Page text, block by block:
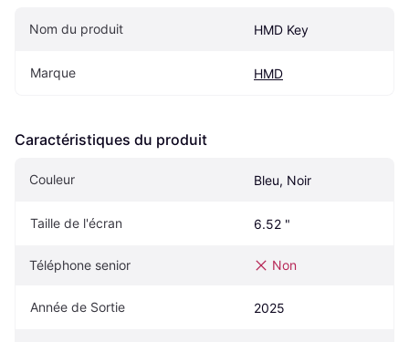
Nom du produit HMD Key
Marque HMD
Caractéristiques du produit
Couleur Bleu, Noir
Taille de l'écran 6.52 "
Téléphone senior Non
Année de Sortie 2025